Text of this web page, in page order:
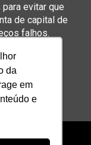
da
em
e
evitar que
de capital de
falhos.
você.